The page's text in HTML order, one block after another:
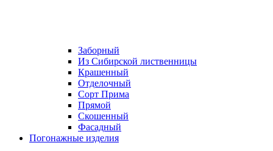
Заборный
Из Сибирской лиственницы
Крашенный
Отделочный
Сорт Прима
Прямой
Скошенный
Фасадный
Погонажные изделия